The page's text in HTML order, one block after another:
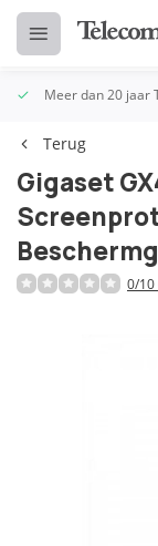
Meer dan 20 jaar
Terug
Gigaset
0/10